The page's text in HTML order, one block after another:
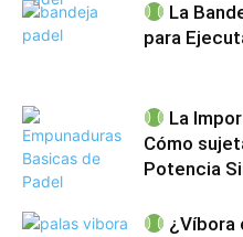
La
para
La
Cómo
Potencia
¿Víbora